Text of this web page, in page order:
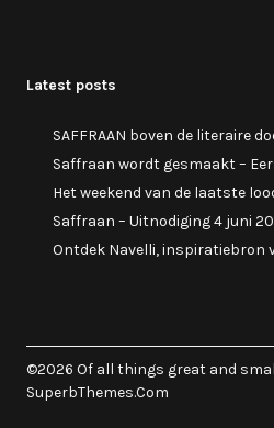
Latest posts
SAFFRAAN boven de literaire
Saffraan wordt gesmaakt –
Het weekend van de laatste
Saffraan – Uitnodiging 4 juni
Ontdek Navelli, inspiratiebron
©2026 Of all things great and
SuperbThemes.Com